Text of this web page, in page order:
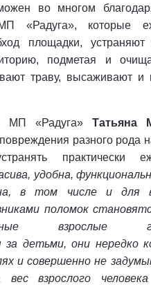
во многом
«Радуга», которые
площадки, устраняют
подметая и
траву, высаживают и
МП «Радуга» Татьяна
разного рода
практически
удобна,
в том числе и для
поломок
взрослые
за детьми, они нередко
и совершенно не
взрослого человека